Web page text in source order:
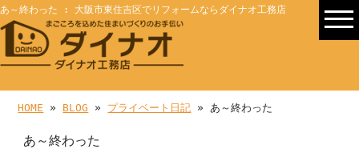
あ～終わった : 大阪市東住吉区でリフォームならダイナオ工務店
HOME » BLOG » プライベート日記 » あ～終わった
あ～終わった